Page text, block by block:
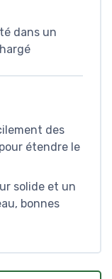
dans un
des
étendre le
solide et un
bonnes